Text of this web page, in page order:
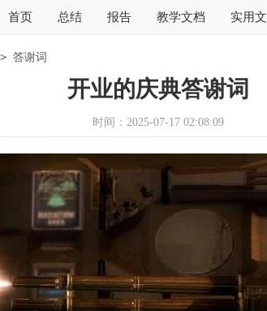
首页 总结 报告 教学文档 实用文
> 答谢词
开业的庆典答谢词
时间：2025-07-17 02:08:09